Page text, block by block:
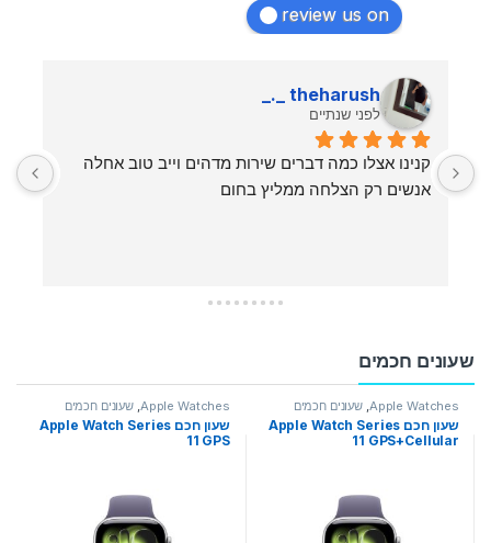
review us on
theharush _._
לפני שנתיים
אנשים רק הצלחה ממליץ בחום
שעונים חכמים
Apple Watches שעונים חכמים
שעון חכם Apple Watch Series
11 GPS+Cellular
Apple Watches שעונים חכמים
שעון חכם Apple Watch Series
11 GPS